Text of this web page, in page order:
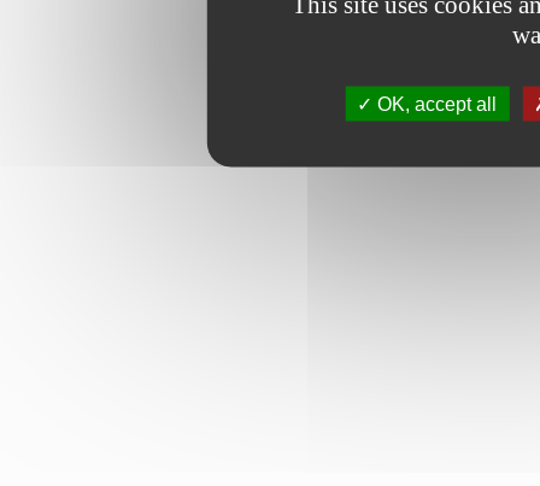
OK, accept all